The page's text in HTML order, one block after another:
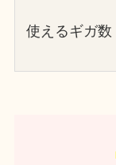
使えるギガ数